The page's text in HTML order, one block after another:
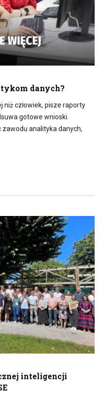
danych?
człowiek, pisze raporty
gotowe wnioski.
analityka danych,
inteligencji